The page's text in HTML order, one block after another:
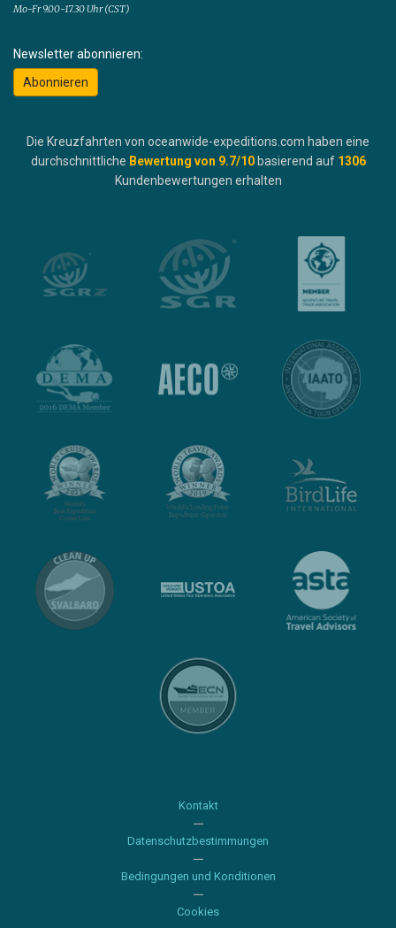
Mo-Fr 9.00-17.30 Uhr (CST)
Newsletter abonnieren:
Abonnieren
Die Kreuzfahrten von oceanwide-expeditions.com haben eine
durchschnittliche Bewertung von 9.7/10 basierend auf 1306
Kundenbewertungen erhalten
Kontakt
Datenschutzbestimmungen
Bedingungen und Konditionen
Cookies